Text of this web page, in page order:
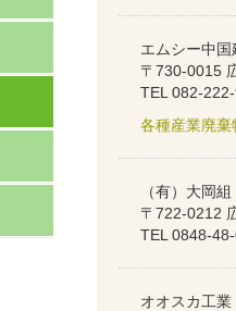
エムシー中国
〒730-0015
TEL 082-
各種産業廃
（有）大岡組
〒722-0212
TEL 0848-
オオスカ工業